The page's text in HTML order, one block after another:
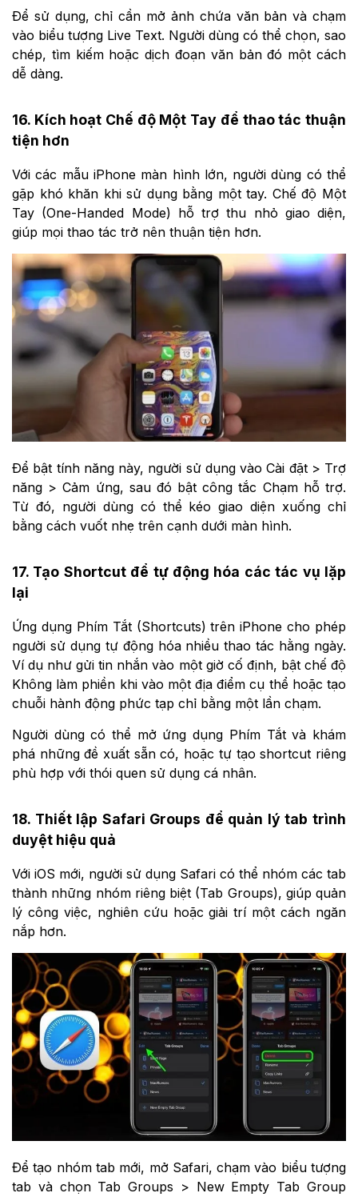
Để sử dụng, chỉ cần mở ảnh chứa văn bản và chạm
vào biểu tượng Live Text. Người dùng có thể chọn, sao
chép, tìm kiếm hoặc dịch đoạn văn bản đó một cách
dễ dàng.
16. Kích hoạt Chế độ Một Tay để thao tác thuận
tiện hơn
Với các mẫu iPhone màn hình lớn, người dùng có thể
gặp khó khăn khi sử dụng bằng một tay. Chế độ Một
Tay (One-Handed Mode) hỗ trợ thu nhỏ giao diện,
giúp mọi thao tác trở nên thuận tiện hơn.
Để bật tính năng này, người sử dụng vào Cài đặt > Trợ
năng > Cảm ứng, sau đó bật công tắc Chạm hỗ trợ.
Từ đó, người dùng có thể kéo giao diện xuống chỉ
bằng cách vuốt nhẹ trên cạnh dưới màn hình.
17. Tạo Shortcut để tự động hóa các tác vụ lặp
lại
Ứng dụng Phím Tắt (Shortcuts) trên iPhone cho phép
người sử dụng tự động hóa nhiều thao tác hằng ngày.
Ví dụ như gửi tin nhắn vào một giờ cố định, bật chế độ
Không làm phiền khi vào một địa điểm cụ thể hoặc tạo
chuỗi hành động phức tạp chỉ bằng một lần chạm.
Người dùng có thể mở ứng dụng Phím Tắt và khám
phá những đề xuất sẵn có, hoặc tự tạo shortcut riêng
phù hợp với thói quen sử dụng cá nhân.
18. Thiết lập Safari Groups để quản lý tab trình
duyệt hiệu quả
Với iOS mới, người sử dụng Safari có thể nhóm các tab
thành những nhóm riêng biệt (Tab Groups), giúp quản
lý công việc, nghiên cứu hoặc giải trí một cách ngăn
nắp hơn.
Để tạo nhóm tab mới, mở Safari, chạm vào biểu tượng
tab và chọn Tab Groups > New Empty Tab Group